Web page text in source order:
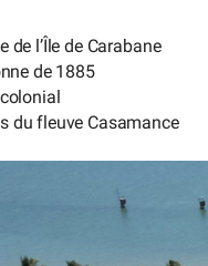
de l’Île de Carabane
de 1885
du fleuve Casamance